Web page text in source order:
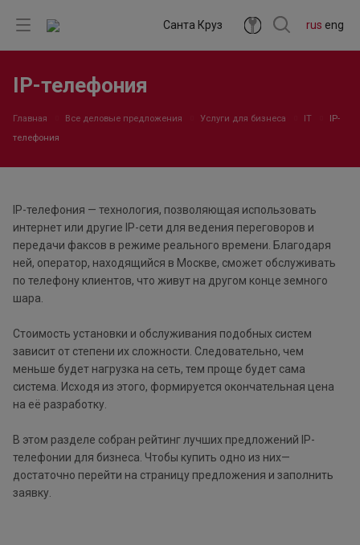
rus eng
Санта Круз
IP-телефония
Главная Все деловые предложения Услуги для бизнеса IT
IP-
телефония
IP-телефония — технология, позволяющая использовать
интернет или другие IP-сети для ведения переговоров и
передачи факсов в режиме реального времени. Благодаря
ней, оператор, находящийся в Москве, сможет обслуживать
по телефону клиентов, что живут на другом конце земного
шара.
Стоимость установки и обслуживания подобных систем
зависит от степени их сложности. Следовательно, чем
меньше будет нагрузка на сеть, тем проще будет сама
система. Исходя из этого, формируется окончательная цена
на её разработку.
В этом разделе собран рейтинг лучших предложений IP-
телефонии для бизнеса. Чтобы купить одно из них—
достаточно перейти на страницу предложения и заполнить
заявку.